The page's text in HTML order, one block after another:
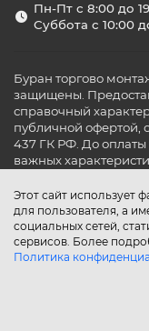
Этот сайт использует
для пользователя, а
социальных сетей,
сервисов. Более
Политика
Пн-Пт с 8:00 до
Суббота с 10:00
Буран торгово
защищены.
справочный
публичной офертой,
437 ГК РФ. До оплаты
важных